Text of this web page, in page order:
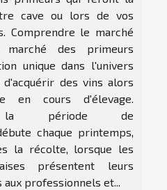
cave ou lors de vos
Comprendre le marché
des primeurs
unique dans l'univers
des vins alors
en cours d'élevage.
la période de
chaque printemps,
la récolte, lorsque les
présentent leurs
aux professionnels et...